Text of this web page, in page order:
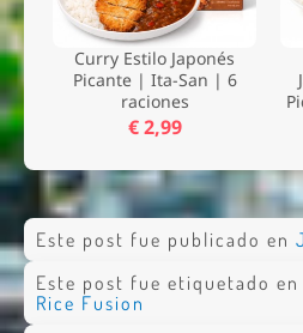
Curry Estilo Japonés
Picante | Ita-San | 6
raciones
€ 2,99
Este post fue publicado en
Este post fue etiquetado en
Rice Fusion